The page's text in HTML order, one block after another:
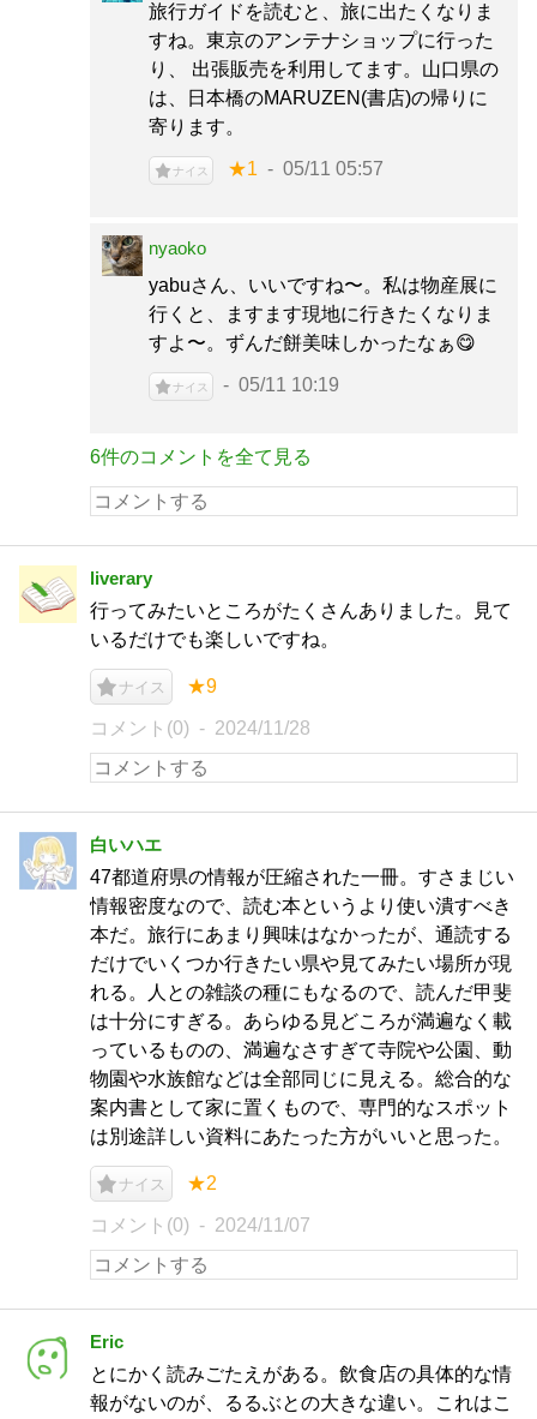
旅行ガイドを読むと、旅に出たくなりま
すね。東京のアンテナショップに行った
り、 出張販売を利用してます。山口県の
は、日本橋のMARUZEN(書店)の帰りに
寄ります。
ナイス ★1 05/11 05:57
nyaoko
yabuさん、いいですね〜。私は物産展に
行くと、ますます現地に行きたくなりま
すよ〜。ずんだ餅美味しかったなぁ😋
ナイス 05/11 10:19
6件のコメントを全て見る
liverary
行ってみたいところがたくさんありました。見て
いるだけでも楽しいですね。
ナイス ★9
コメント(0) 2024/11/28
白いハエ
47都道府県の情報が圧縮された一冊。すさまじい
情報密度なので、読む本というより使い潰すべき
本だ。旅行にあまり興味はなかったが、通読する
だけでいくつか行きたい県や見てみたい場所が現
れる。人との雑談の種にもなるので、読んだ甲斐
は十分にすぎる。あらゆる見どころが満遍なく載
っているものの、満遍なさすぎて寺院や公園、動
物園や水族館などは全部同じに見える。総合的な
案内書として家に置くもので、専門的なスポット
は別途詳しい資料にあたった方がいいと思った。
ナイス ★2
コメント(0) 2024/11/07
Eric
とにかく読みごたえがある。飲食店の具体的な情
報がないのが、るるぶとの大きな違い。これはこ